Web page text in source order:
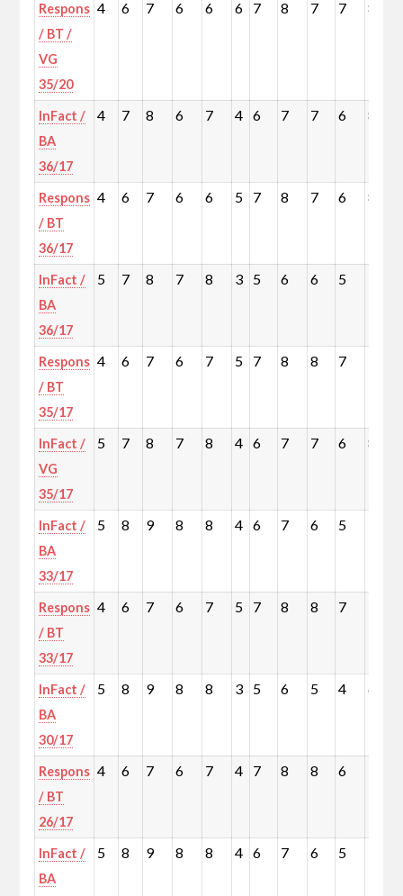
Respons
/ BT /
VG
35/20
4 6 7 6 6 6 7 8 7 7 8
InFact /
BA
36/17
4 7 8 6 7 4 6 7 7 6 8
Respons
/ BT
36/17
4 6 7 6 6 5 7 8 7 6 8
InFact /
BA
36/17
5 7 8 7 8 3 5 6 6 5
Respons
/ BT
35/17
4 6 7 6 7 5 7 8 8 7
InFact /
VG
35/17
5 7 8 7 8 4 6 7 7 6 8
InFact /
BA
33/17
5 8 9 8 8 4 6 7 6 5
Respons
/ BT
33/17
4 6 7 6 7 5 7 8 8 7
InFact /
BA
30/17
5 8 9 8 8 3 5 6 5 4 6
Respons
/ BT
26/17
4 6 7 6 7 4 7 8 8 6
InFact /
BA
5 8 9 8 8 4 6 7 6 5